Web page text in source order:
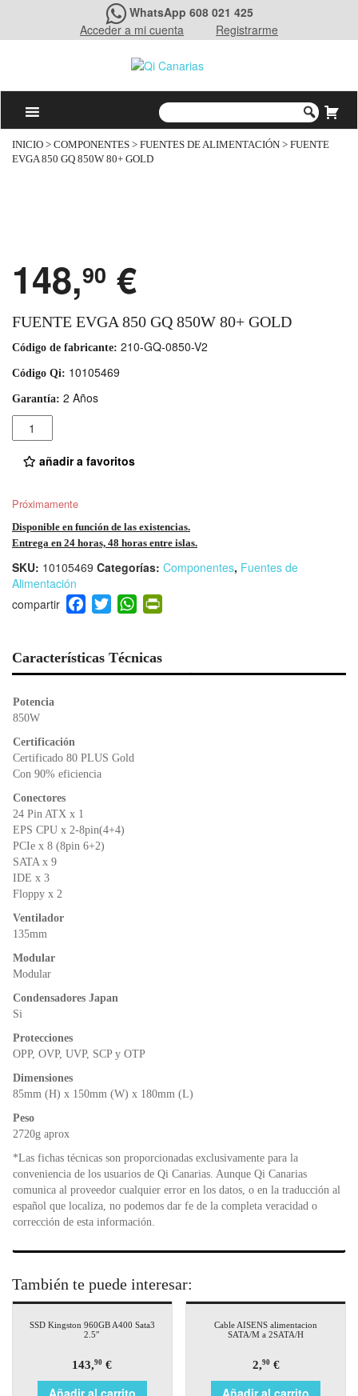
WhatsApp 608 021 425
Acceder a mi cuenta
Registrarme
INICIO > COMPONENTES > FUENTES DE ALIMENTACIÓN > FUENTE
EVGA 850 GQ 850W 80+ GOLD
148,90 €
FUENTE EVGA 850 GQ 850W 80+ GOLD
Código de fabricante: 210-GQ-0850-V2
Código Qi: 10105469
Garantía: 2 Años
Cantidad
añadir a favoritos
Próximamente
Disponible en función de las existencias.
Entrega en 24 horas, 48 horas entre islas.
SKU: 10105469 Categorías: Componentes, Fuentes de
Alimentación
F
a
e
b
T
wi
er
W
h
s
A e
Características Técnicas
Potencia
850W
Certificación
Certificado 80 PLUS Gold
Con 90% eficiencia
Conectores
24 Pin ATX x 1
EPS CPU x 2-8pin(4+4)
PCIe x 8 (8pin 6+2)
SATA x 9
IDE x 3
Floppy x 2
Ventilador
135mm
Modular
Modular
Condensadores Japan
Si
Protecciones
OPP, OVP, UVP, SCP y OTP
Dimensiones
85mm (H) x 150mm (W) x 180mm (L)
Peso
2720g aprox
*Las fichas técnicas son proporcionadas exclusivamente para la
conveniencia de los usuarios de Qi Canarias. Aunque Qi Canarias
comunica al proveedor cualquier error en los datos, o en la traducción al
español que localiza, no podemos dar fe de la completa veracidad o
corrección de esta información.
También te puede interesar:
SSD Kingston 960GB A400 Sata3
2.5″
143,90 €
Cable AISENS alimentacion
SATA/M a 2SATA/H
2,90€